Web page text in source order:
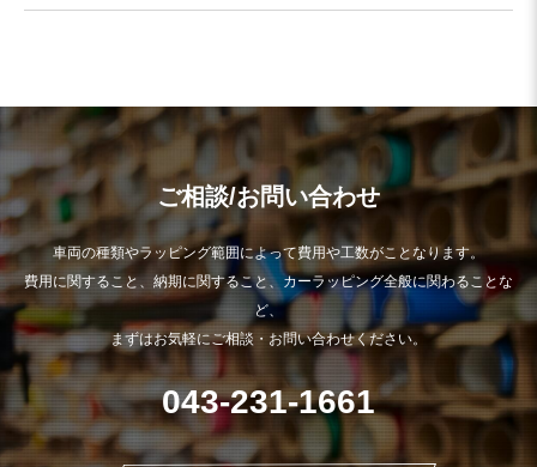
ご相談/お問い合わせ
車両の種類やラッピング範囲によって費用や工数がことなります。
費用に関すること、納期に関すること、カーラッピング全般に関わることな
ど、
まずはお気軽にご相談・お問い合わせください。
043-231-1661